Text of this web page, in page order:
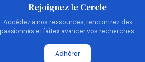
Rejoignez le Cercle
Accédez à nos ressources, rencontrez des
passionnés et faites avancer vos recherches.
Adhérer